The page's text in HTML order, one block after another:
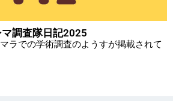
調査隊日記2025
ラでの学術調査のようすが掲載されて